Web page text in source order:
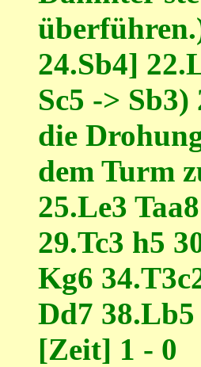
24.Sb4]
Sc5 ->
die
dem Turm
25.Le3
29.Tc3 h5
Kg6
Dd7 38.Lb5
[Zeit] 1 - 0